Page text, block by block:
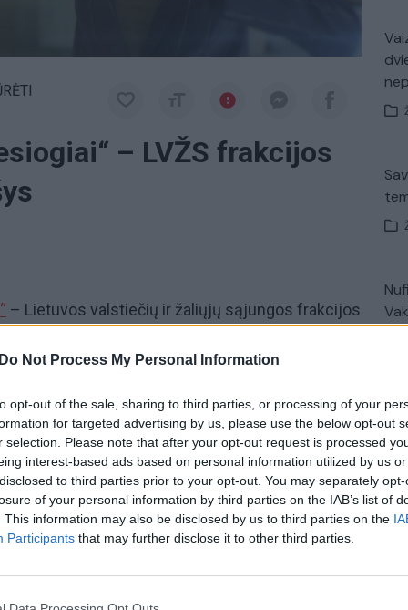
Do Not Process My Personal Information
opt-out of the sale, sharing to third parties, or processing of your
for targeted advertising by us, please use the below opt-out
selection. Please note that after your opt-out request is processed
interest-based ads based on personal information utilized by us
to third parties prior to your opt-out. You may separately
of your personal information by third parties on the IAB’s list of
This information may also be disclosed by us to third parties on the
Participants that may further disclose it to other third parties.
– LVŽS frakcijos
– Lietuvos valstiečių ir žaliųjų sąjungos frakcijos
val. ir 23.15 val. per „Lietuvos ryto“ televiziją
Lietuva tiesiogiai
Povilas Urbšys